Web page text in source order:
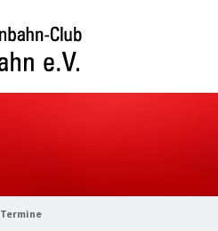
Termine